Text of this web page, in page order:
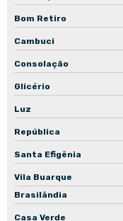
Manutenção corretiva de
Manutenção corretiva de
Manutenção corretiva de
Manutenção corretiva de
Manutenção corretiva de
Manutenção preventiva
Bom Retiro
Cambuci
Consolação
Glicério
Luz
República
Santa Efigênia
Vila Buarque
Brasilândia
Casa Verde